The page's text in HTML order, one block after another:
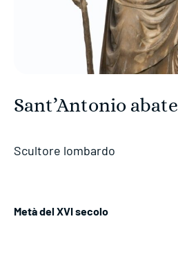
Sant’Antonio abate
Scultore lombardo
Metà del XVI secolo